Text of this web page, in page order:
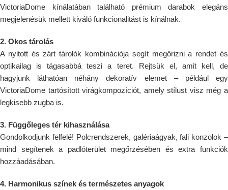
VictoriaDome kínálatában található prémium darabok elegáns
megjelenésük mellett kiváló funkcionalitást is kínálnak.
2. Okos tárolás
A nyitott és zárt tárolók kombinációja segít megőrizni a rendet és
optikailag is tágasabbá teszi a teret. Rejtsük el, amit kell, de
hagyjunk láthatóan néhány dekoratív elemet – például egy
VictoriaDome tartósított virágkompozíciót, amely stílust visz még a
legkisebb zugba is.
3. Függőleges tér kihasználása
Gondolkodjunk felfelé! Polcrendszerek, galériaágyak, fali konzolok –
mind segítenek a padlóterület megőrzésében és extra funkciók
hozzáadásában.
4. Harmonikus színek és természetes anyagok